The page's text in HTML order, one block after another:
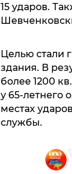
15 ударов.
Целью стали
здания. В
более 1200
у 65-летнего
местах
службы.